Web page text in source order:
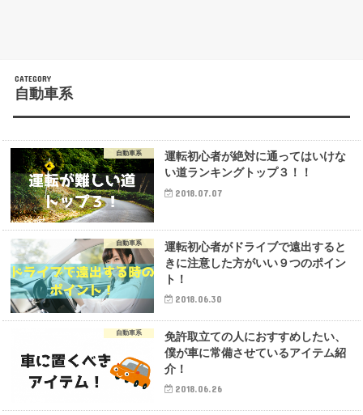
自動車系
自動車系
運転初心者が絶対に通ってはいけな
い道ランキングトップ３！！
2018.07.07
自動車系
運転初心者がドライブで遠出すると
きに注意した方がいい９つのポイン
ト！
2018.06.30
自動車系
免許取立ての人におすすめしたい、
僕が車に常備させているアイテム紹
介！
2018.06.26